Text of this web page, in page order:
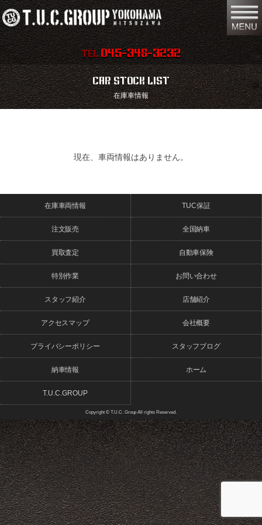
TEL.045-348-3232
在庫車両情報 店舗情報
保証内容 地図
お問い合わせ
買取無料査定 パーツリスト
ホーム T.U.C.GROUP
CAR STOCK LIST
在庫車情報
現在、車両情報はありません。
在庫車両情報 TUC保証
注文販売 全国納車
買取査定 自動車保険
特別作業 お問い合わせ
スタッフ紹介 店舗紹介
アクセスマップ 会社概要
プライバシーポリシー スタッフブログ
納車情報 ホーム
T.U.C.GROUP
Copyright © T.U.C. Group All rights Reserved.